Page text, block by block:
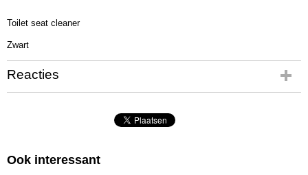
Toilet seat cleaner
Zwart
Reacties
Ook interessant